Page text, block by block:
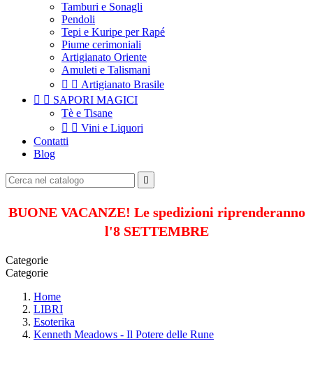
Tamburi e Sonagli
Pendoli
Tepi e Kuripe per Rapé
Piume cerimoniali
Artigianato Oriente
Amuleti e Talismani
  Artigianato Brasile
  SAPORI MAGICI
Tè e Tisane
  Vini e Liquori
Contatti
Blog

BUONE VACANZE! Le spedizioni riprenderanno
l'8 SETTEMBRE
Categorie
Categorie
Home
LIBRI
Esoterika
Kenneth Meadows - Il Potere delle Rune